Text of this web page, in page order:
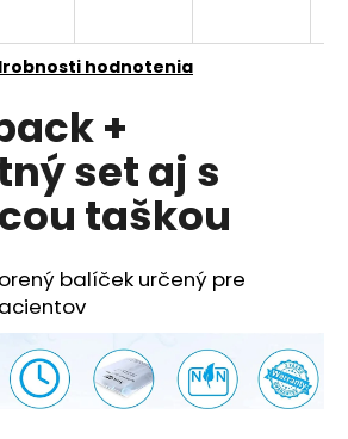
hodnotenia
+
set aj s
taškou
balíček určený pre
HĽADAŤ